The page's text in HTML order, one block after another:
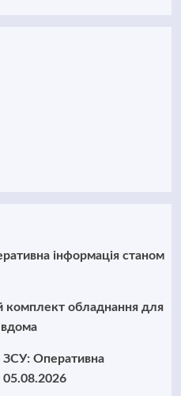
інформація станом
комплект обладнання для
ЗСУ: Оперативна
05.08.2026